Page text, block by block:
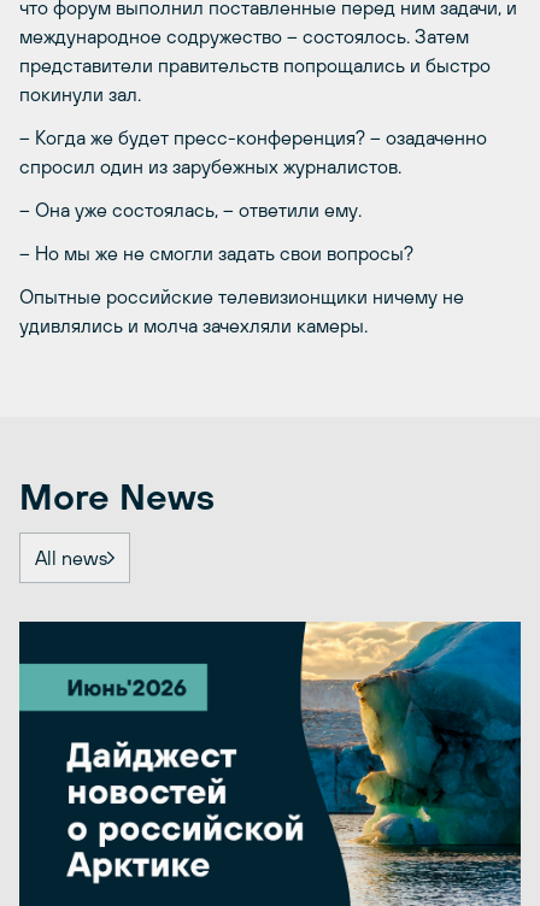
что форум выполнил поставленные перед ним задачи, и
международное содружество – состоялось. Затем
представители правительств попрощались и быстро
покинули зал.
– Когда же будет пресс-конференция? – озадаченно
спросил один из зарубежных журналистов.
– Она уже состоялась, – ответили ему.
– Но мы же не смогли задать свои вопросы?
Опытные российские телевизионщики ничему не
удивлялись и молча зачехляли камеры.
More News
All news